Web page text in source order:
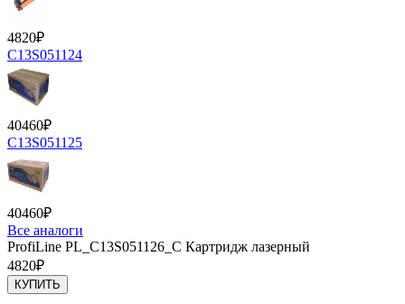
4820₽
C13S051124
40460₽
C13S051125
40460₽
Все аналоги
ProfiLine PL_C13S051126_C Картридж лазерный
4820₽
КУПИТЬ